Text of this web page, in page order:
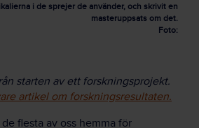
i de sprejer de använder, och skrivit en
masteruppsats om det.
Foto:
starten av ett forskningsprojekt.
artikel om forskningsresultaten.
flesta av oss hemma för